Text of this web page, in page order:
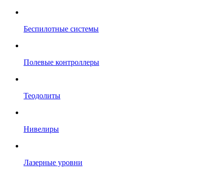
Беспилотные системы
Полевые контроллеры
Теодолиты
Нивелиры
Лазерные уровни